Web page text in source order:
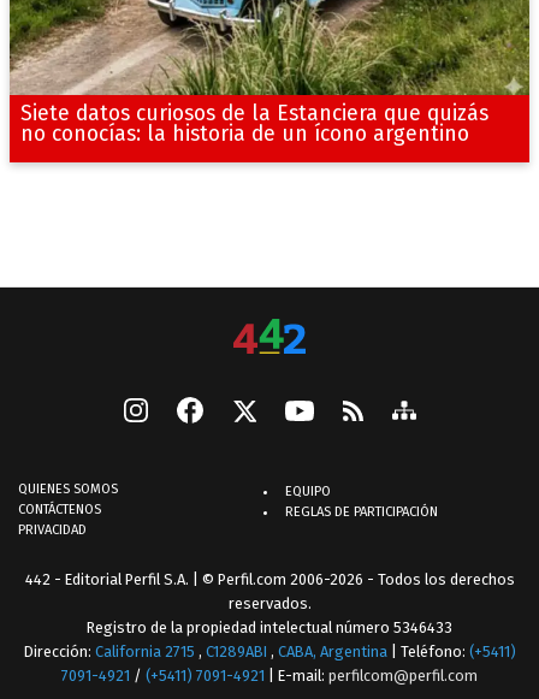
Siete datos curiosos de la Estanciera que quizás
no conocías: la historia de un ícono argentino
QUIENES SOMOS
CONTÁCTENOS
PRIVACIDAD
EQUIPO
REGLAS DE PARTICIPACIÓN
442 - Editorial Perfil S.A. | © Perfil.com 2006-2026 - Todos los derechos
reservados.
Registro de la propiedad intelectual número 5346433
Dirección: California 2715 , C1289ABI , CABA, Argentina | Teléfono: (+5411)
7091-4921 / (+5411) 7091-4921 | E-mail: perfilcom@perfil.com